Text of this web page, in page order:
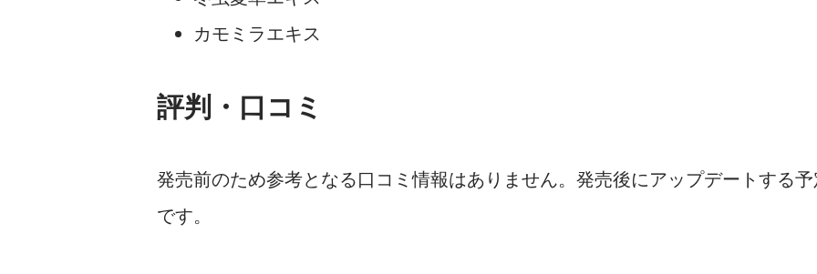
カモミラエキス
評判・口コミ
発売前のため参考となる口コミ情報はありません。発売後にアップデートする
です。